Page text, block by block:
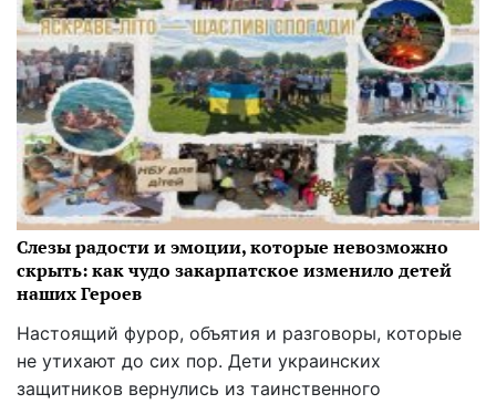
Слезы радости и эмоции, которые невозможно
скрыть: как чудо закарпатское изменило детей
наших Героев
Настоящий фурор, объятия и разговоры, которые
не утихают до сих пор. Дети украинских
защитников вернулись из таинственного